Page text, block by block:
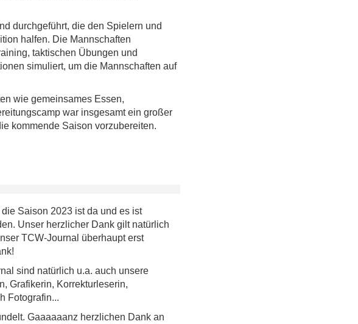
durchgeführt, die den Spielern und
halfen. Die Mannschaften
taktischen Übungen und
simuliert, um die Mannschaften auf
wie gemeinsames Essen,
war insgesamt ein großer
kommende Saison vorzubereiten.
Saison 2023 ist da und es ist
Unser herzlicher Dank gilt natürlich
TCW-Journal überhaupt erst
sind natürlich u.a. auch unsere
Grafikerin, Korrekturleserin,
Fotografin...
Gaaaaaanz herzlichen Dank an